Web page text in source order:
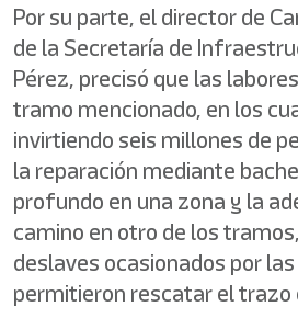
Por su parte, el director de
de la Secretaría de
Pérez, precisó que las
tramo mencionado, en los
invirtiendo seis millones de
la reparación mediante
profundo en una zona y la
camino en otro de los
deslaves ocasionados por
permitieron rescatar el trazo